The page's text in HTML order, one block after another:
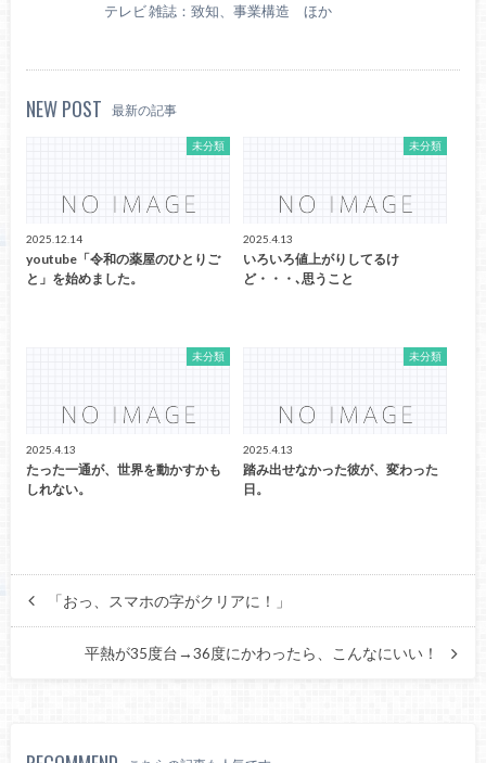
テレビ 雑誌：致知、事業構造 ほか
NEW POST 最新の記事
未分類
2025.12.14
youtube「令和の薬屋のひとりご
と」を始めました。
未分類
2025.4.13
いろいろ値上がりしてるけ
ど・・・､思うこと
未分類
2025.4.13
たった一通が、世界を動かすかも
しれない。
未分類
2025.4.13
踏み出せなかった彼が、変わった
日。
「おっ、スマホの字がクリアに！」
平熱が35度台→36度にかわったら、こんなにいい！